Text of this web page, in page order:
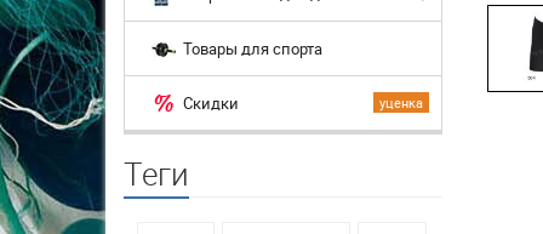
Товары для спорта
уценка
Скидки
Теги